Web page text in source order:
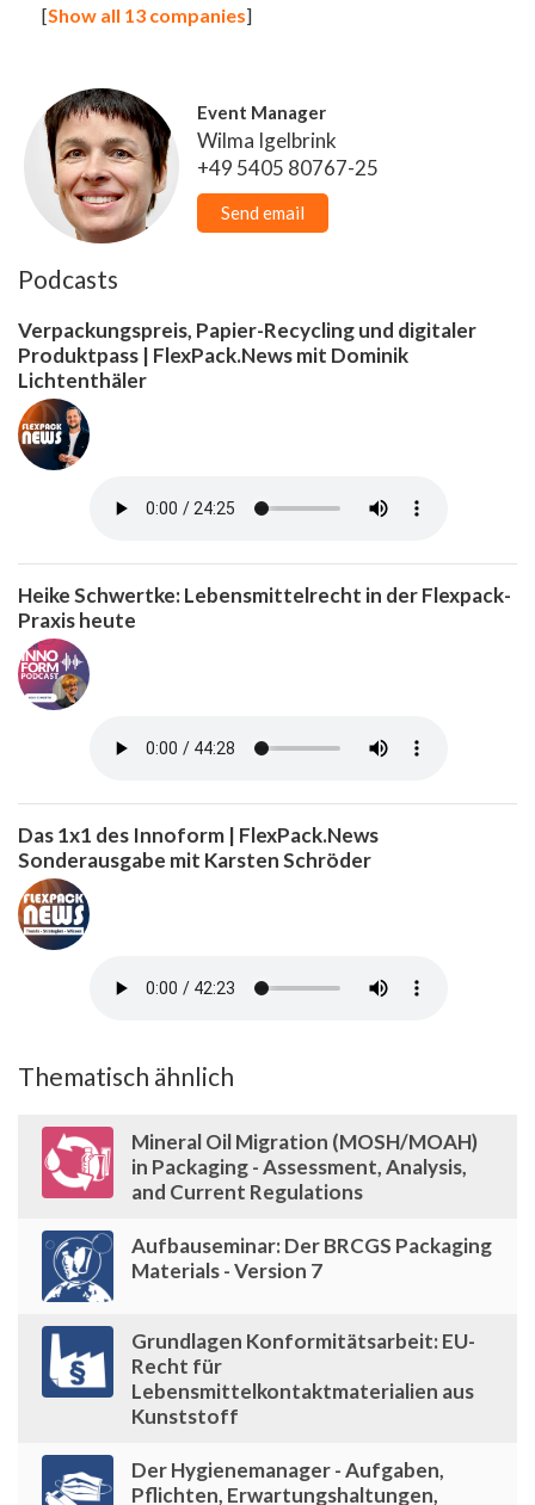
[Show all 13 companies]
Event Manager
Wilma Igelbrink
+49 5405 80767-25
Send email
Podcasts
Verpackungspreis, Papier-Recycling und digitaler
Produktpass | FlexPack.News mit Dominik
Lichtenthäler
Heike Schwertke: Lebensmittelrecht in der Flexpack-
Praxis heute
Das 1x1 des Innoform | FlexPack.News
Sonderausgabe mit Karsten Schröder
Thematisch ähnlich
Mineral Oil Migration (MOSH/MOAH)
in Packaging - Assessment, Analysis,
and Current Regulations
Aufbauseminar: Der BRCGS Packaging
Materials - Version 7
Grundlagen Konformitätsarbeit: EU-
Recht für
Lebensmittelkontaktmaterialien aus
Kunststoff
Der Hygienemanager - Aufgaben,
Pflichten, Erwartungshaltungen,